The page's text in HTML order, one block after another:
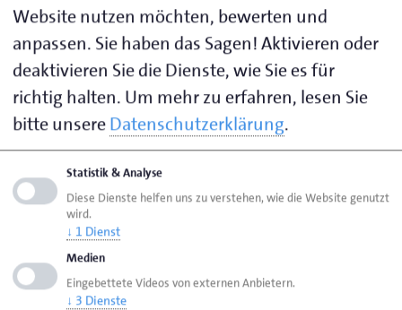
Weitere Informationen
Ansprechpartner
Bitte beachten Sie die regionalen / inhaltlichen
Zuständigkeiten
Petra Imken
Teamassistenz
Telefon 0441 232-239
Telefax 0441 232-55-239
Website nutzen möchten, bewerten und
anpassen. Sie haben das Sagen! Aktivieren oder
deaktivieren Sie die Dienste, wie Sie es für
richtig halten. Um mehr zu erfahren, lesen Sie
bitte unsereDatenschutzerklärung.
Statistik & Analyse
Diese Dienste helfen uns zu verstehen, wie die Website genutzt
wird.
↓ 1 Dienst
Medien
Eingebettete Videos von externen Anbietern.
↓ 3 Dienste